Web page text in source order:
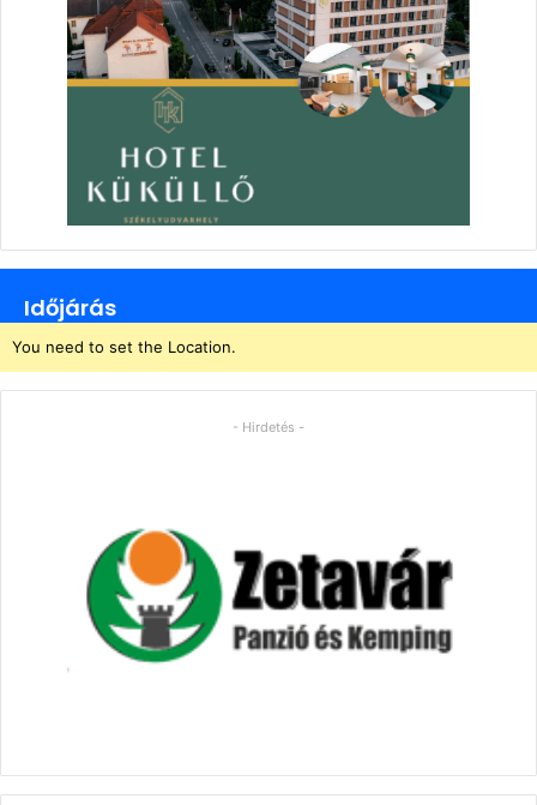
Időjárás
You need to set the Location.
- Hirdetés -